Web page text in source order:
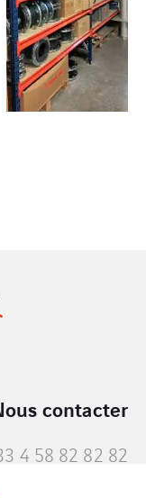
contacter
4 58 82 82 82
4 58 82 82 82